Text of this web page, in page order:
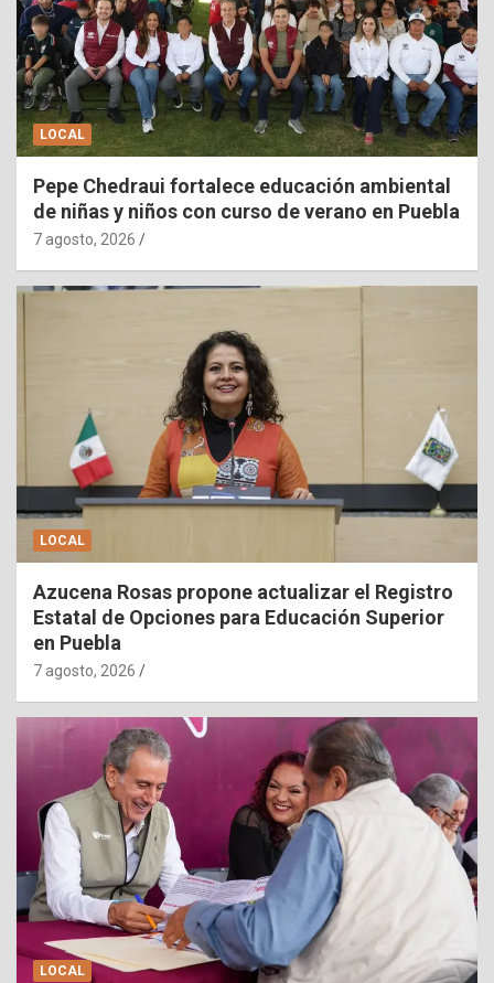
LOCAL
Pepe Chedraui fortalece educación ambiental
de niñas y niños con curso de verano en Puebla
7 agosto, 2026
LOCAL
Azucena Rosas propone actualizar el Registro
Estatal de Opciones para Educación Superior
en Puebla
7 agosto, 2026
LOCAL